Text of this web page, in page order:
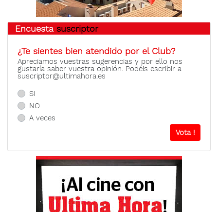
Encuesta suscriptor
¿Te sientes bien atendido por el Club?
Apreciamos vuestras sugerencias y por ello nos
gustaría saber vuestra opinión. Podéis escribir a
suscriptor@ultimahora.es
SI
NO
A veces